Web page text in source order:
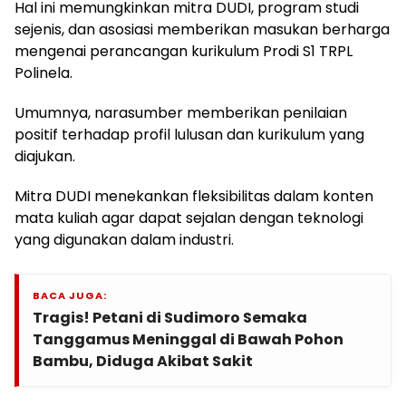
Hal ini memungkinkan mitra DUDI, program studi
sejenis, dan asosiasi memberikan masukan berharga
mengenai perancangan kurikulum Prodi S1 TRPL
Polinela.
Umumnya, narasumber memberikan penilaian
positif terhadap profil lulusan dan kurikulum yang
diajukan.
Mitra DUDI menekankan fleksibilitas dalam konten
mata kuliah agar dapat sejalan dengan teknologi
yang digunakan dalam industri.
BACA JUGA:
Tragis! Petani di Sudimoro Semaka
Tanggamus Meninggal di Bawah Pohon
Bambu, Diduga Akibat Sakit